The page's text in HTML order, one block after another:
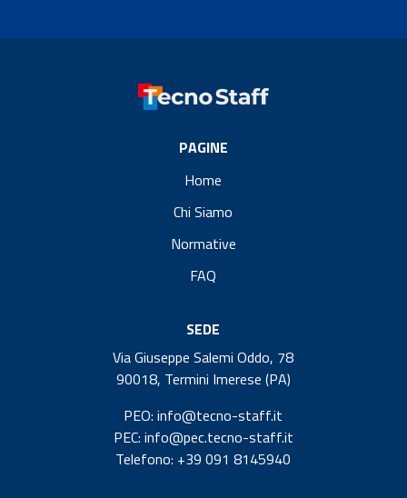
PAGINE
Home
Chi Siamo
Normative
FAQ
SEDE
Via Giuseppe Salemi Oddo, 78
90018, Termini Imerese (PA)
PEO: info@tecno-staff.it
PEC: info@pec.tecno-staff.it
Telefono: +39 091 8145940